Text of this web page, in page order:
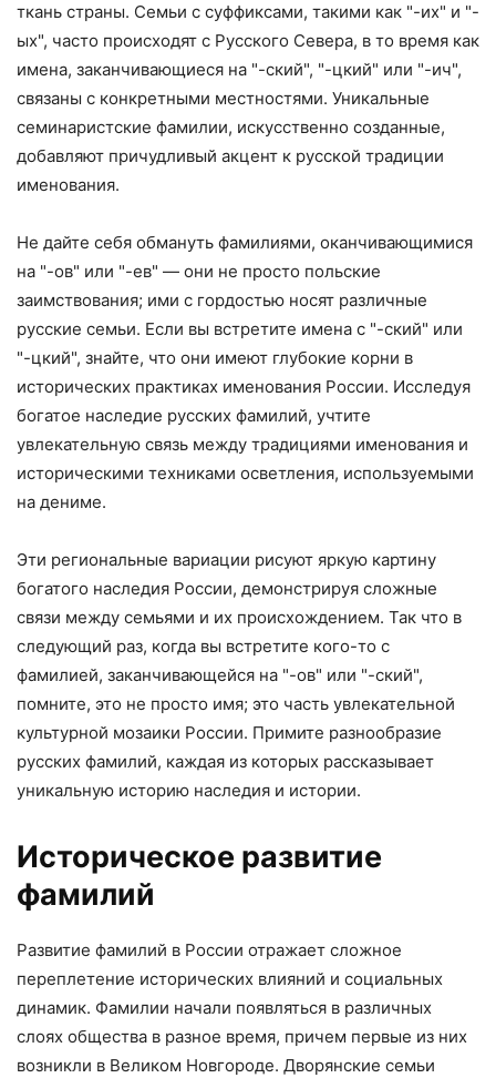
ткань страны. Семьи с суффиксами, такими как "-их" и "-
ых", часто происходят с Русского Севера, в то время как
имена, заканчивающиеся на "-ский", "-цкий" или "-ич",
связаны с конкретными местностями. Уникальные
семинаристские фамилии, искусственно созданные,
добавляют причудливый акцент к русской традиции
именования.
Не дайте себя обмануть фамилиями, оканчивающимися
на "-ов" или "-ев" — они не просто польские
заимствования; ими с гордостью носят различные
русские семьи. Если вы встретите имена с "-ский" или
"-цкий", знайте, что они имеют глубокие корни в
исторических практиках именования России. Исследуя
богатое наследие русских фамилий, учтите
увлекательную связь между традициями именования и
историческими техниками осветления, используемыми
на дениме.
Эти региональные вариации рисуют яркую картину
богатого наследия России, демонстрируя сложные
связи между семьями и их происхождением. Так что в
следующий раз, когда вы встретите кого-то с
фамилией, заканчивающейся на "-ов" или "-ский",
помните, это не просто имя; это часть увлекательной
культурной мозаики России. Примите разнообразие
русских фамилий, каждая из которых рассказывает
уникальную историю наследия и истории.
Историческое развитие
фамилий
Развитие фамилий в России отражает сложное
переплетение исторических влияний и социальных
динамик. Фамилии начали появляться в различных
слоях общества в разное время, причем первые из них
возникли в Великом Новгороде. Дворянские семьи